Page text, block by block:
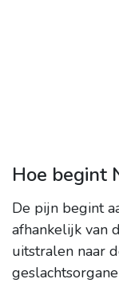
Hoe begint
De pijn begint
afhankelijk van
uitstralen naar